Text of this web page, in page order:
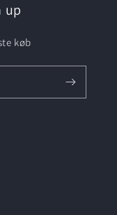
up
køb